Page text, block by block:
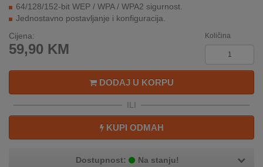
KUPOVINA
NA
O
64/128/152-bit WEP / WPA / WPA2 sigurnost.
Jednostavno postavljanje i konfiguracija.
Cijena:
59,90 KM
Količina
DODAJ U KORPU
ILI
KUPI ODMAH
Dostupnost: Na stanju!